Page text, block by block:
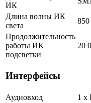
ИК
Длина волны ИК
света
Продолжительность
работы ИК
подсветки
20
Интерфейсы
Аудиовход 1 х